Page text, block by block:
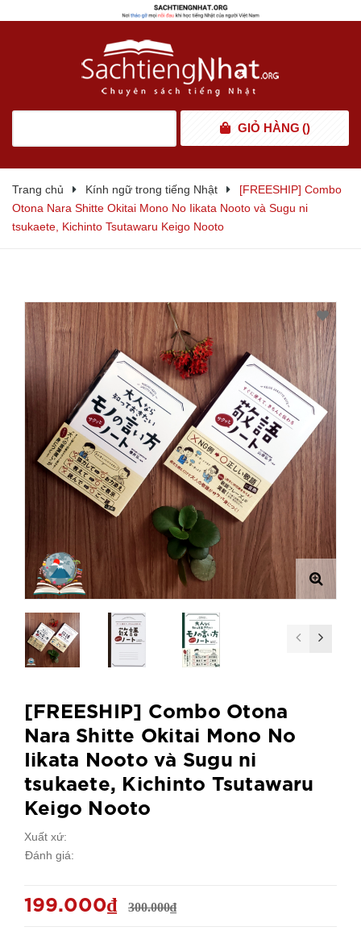
GIỎ HÀNG ()
Trang chủ Kính ngữ trong tiếng Nhật
[FREESHIP] Combo
Otona Nara Shitte Okitai Mono No Iikata Nooto và Sugu ni
tsukaete, Kichinto Tsutawaru Keigo Nooto
[FREESHIP] Combo Otona
Nara Shitte Okitai Mono No
Iikata Nooto và Sugu ni
tsukaete, Kichinto Tsutawaru
Keigo Nooto
Xuất xứ:
Đánh giá:
199.000₫ 300.000₫